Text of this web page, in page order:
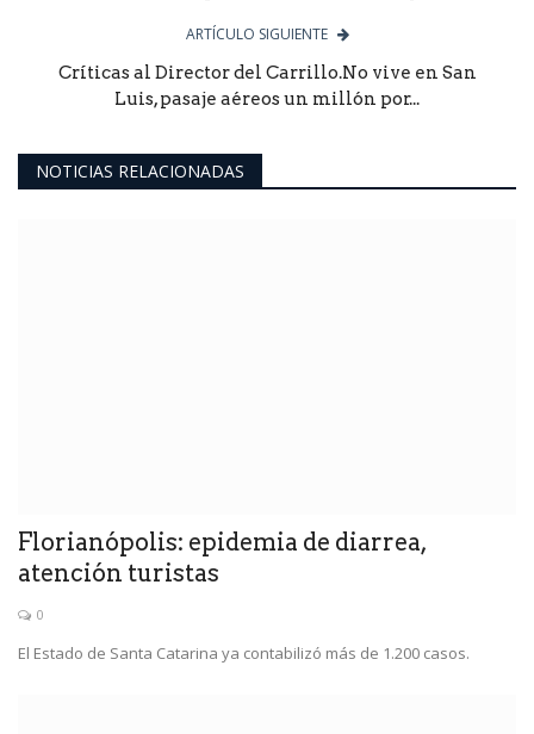
ARTÍCULO SIGUIENTE
Críticas al Director del Carrillo.No vive en San
Luis, pasaje aéreos un millón por...
NOTICIAS RELACIONADAS
Florianópolis: epidemia de diarrea,
atención turistas
0
El Estado de Santa Catarina ya contabilizó más de 1.200 casos.